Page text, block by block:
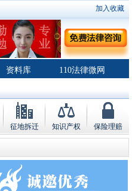
加入收藏
资料库 110法律微网
征地拆迁 知识产权 保险理赔